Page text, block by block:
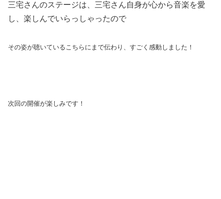
三宅さんのステージは、三宅さん自身が心から音楽を愛
し、楽しんでいらっしゃったので
その姿が聴いているこちらにまで伝わり、すごく感動しました！
次回の開催が楽しみです！